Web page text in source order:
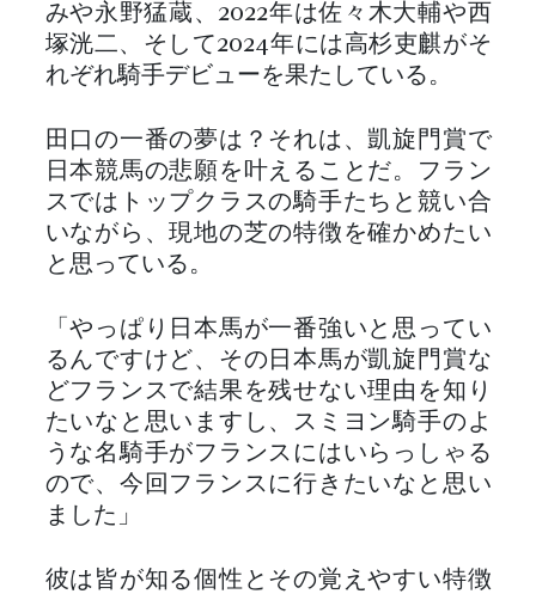
みや永野猛蔵、2022年は佐々木大輔や西
塚洸二、そして2024年には高杉吏麒がそ
れぞれ騎手デビューを果たしている。
田口の一番の夢は？それは、凱旋門賞で
日本競馬の悲願を叶えることだ。フラン
スではトップクラスの騎手たちと競い合
いながら、現地の芝の特徴を確かめたい
と思っている。
「やっぱり日本馬が一番強いと思ってい
るんですけど、その日本馬が凱旋門賞な
どフランスで結果を残せない理由を知り
たいなと思いますし、スミヨン騎手のよ
うな名騎手がフランスにはいらっしゃる
ので、今回フランスに行きたいなと思い
ました」
彼は皆が知る個性とその覚えやすい特徴